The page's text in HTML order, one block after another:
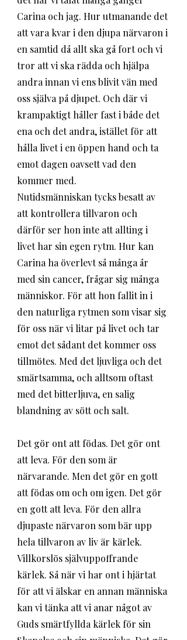
Carina och jag. Hur utmanande det
att vara kvar i den djupa närvaron i
en samtid då allt ska gå fort och vi
tror att vi ska rädda och hjälpa
andra innan vi ens blivit vän med
oss själva på djupet. Och där vi
krampaktigt håller fast i både det
ena och det andra, istället för att
hålla livet i en öppen hand och ta
emot dagen oavsett vad den
kommer med.
Nutidsmänniskan tycks besatt av
att kontrollera tillvaron och
därför ser hon inte att allting i
livet har sin egen rytm. Hur kan
Carina ha överlevt så många år
med sin cancer, frågar sig många
människor. För att hon fallit in i
den naturliga rytmen som visar sig
för oss när vi litar på livet och tar
emot det sådant det kommer oss
tillmötes. Med det ljuvliga och det
smärtsamma, och alltsom oftast
med det bitterljuva, en salig
blandning av sött och salt.
Det gör ont att födas. Det gör ont
att leva. För den som är
närvarande. Men det gör en gott
att födas om och om igen. Det gör
en gott att leva. För den allra
djupaste närvaron som bär upp
hela tillvaron av liv är kärlek.
Villkorslös självuppoffrande
kärlek. Så när vi har ont i hjärtat
för att vi älskar en annan människa
kan vi tänka att vi anar något av
Guds smärtfyllda kärlek för sin